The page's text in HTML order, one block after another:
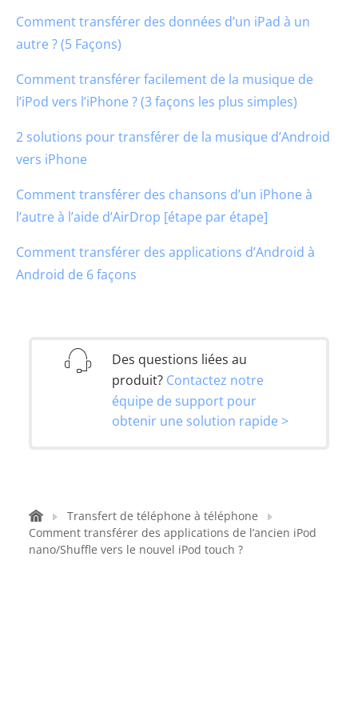
Comment transférer des données d’un iPad à un
autre ? (5 Façons)
Comment transférer facilement de la musique de
l’iPod vers l’iPhone ? (3 façons les plus simples)
2 solutions pour transférer de la musique d’Android
vers iPhone
Comment transférer des chansons d’un iPhone à
l’autre à l’aide d’AirDrop [étape par étape]
Comment transférer des applications d’Android à
Android de 6 façons
Des questions liées au
produit? Contactez notre
équipe de support pour
obtenir une solution rapide >
Transfert de téléphone à téléphone
Comment transférer des applications de l’ancien iPod
nano/Shuffle vers le nouvel iPod touch ?